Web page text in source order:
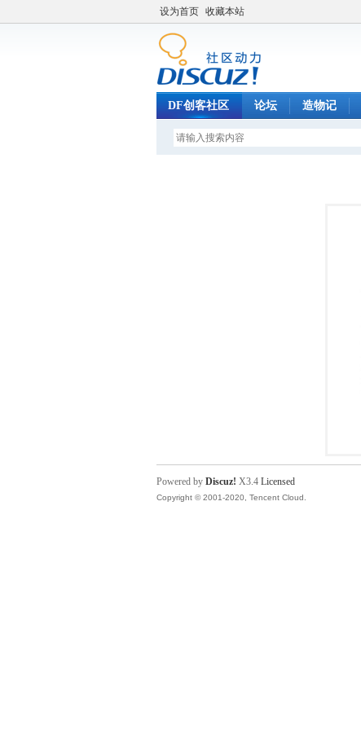
设为首页 收藏本站
DF创客社区 论坛 造物记
Powered by Discuz! X3.4 Licensed
Copyright © 2001-2020, Tencent Cloud.